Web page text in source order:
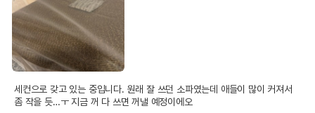
세컨으로 갖고 있는 중입니다. 원래 잘 쓰던 소파였는데 애들이 많이 커져서
좀 작을 듯…ㅜ 지금 꺼 다 쓰면 꺼낼 예정이에오